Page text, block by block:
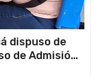
dispuso de
de Admisión